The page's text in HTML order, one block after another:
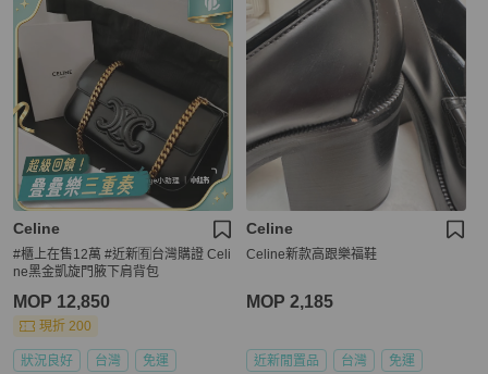
Celine
#櫃上在售12萬 #近新🈶台灣購證 Celi
ne黑金凱旋門腋下肩背包
MOP 12,850
現折 200
狀況良好 台灣 免運
Celine
Celine新款高跟樂福鞋
MOP 2,185
近新閒置品 台灣 免運